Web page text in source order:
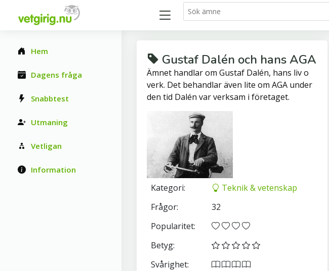
Hem
Dagens fråga
Snabbtest
Utmaning
Vetligan
Information
Gustaf Dalén och hans AGA
Ämnet handlar om Gustaf Dalén, hans liv o
verk. Det behandlar även lite om AGA under
den tid Dalén var verksam i företaget.
Kategori:
Teknik & vetenskap
Frågor:
32
Popularitet:
Betyg:
Svårighet: